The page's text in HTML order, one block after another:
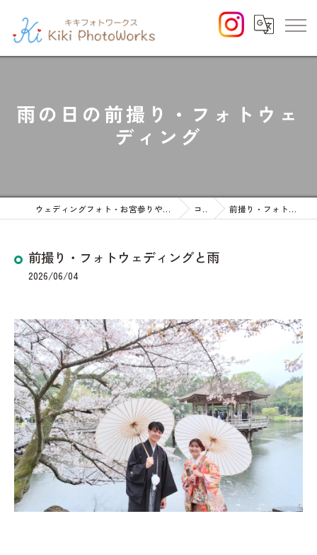
雨の日の前撮り・フォトウェ
ディング
ウェディングフォト・お宮参りや七五三等のファミリーフォト コラム 前撮り・フォトウェディングと雨
前撮り・フォトウェディングと雨
2026/06/04